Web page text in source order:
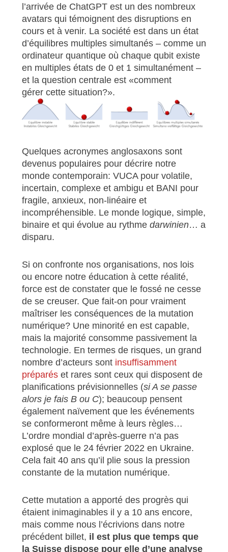
l’arrivée de ChatGPT est un des nombreux
avatars qui témoignent des disruptions en
cours et à venir. La société est dans un état
d’équilibres multiples simultanés – comme un
ordinateur quantique où chaque qubit existe
en multiples états de 0 et 1 simultanément –
et la question centrale est «comment
gérer cette situation?».
Quelques acronymes anglosaxons sont
devenus populaires pour décrire notre
monde contemporain: VUCA pour volatile,
incertain, complexe et ambigu et BANI pour
fragile, anxieux, non-linéaire et
incompréhensible. Le monde logique, simple,
binaire et qui évolue au rythme darwinien… a
disparu.
Si on confronte nos organisations, nos lois
ou encore notre éducation à cette réalité,
force est de constater que le fossé ne cesse
de se creuser. Que fait-on pour vraiment
maîtriser les conséquences de la mutation
numérique? Une minorité en est capable,
mais la majorité consomme passivement la
technologie. En termes de risques, un grand
nombre d’acteurs sont insuffisamment
préparéset rares sont ceux qui disposent de
planifications prévisionnelles (si A se passe
alors je fais B ou C); beaucoup pensent
également naïvement que les événements
se conformeront même à leurs règles…
L’ordre mondial d’après-guerre n’a pas
explosé que le 24 février 2022 en Ukraine.
Cela fait 40 ans qu’il plie sous la pression
constante de la mutation numérique.
Cette mutation a apporté des progrès qui
étaient inimaginables il y a 10 ans encore,
mais comme nous l’écrivions dans notre
précédent billet, il est plus que temps que
la Suisse dispose pour elled’une analyse